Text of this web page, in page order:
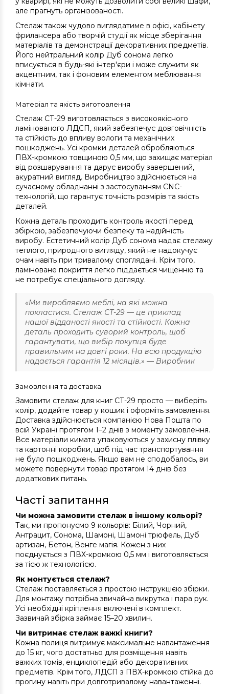
але прагнуть організованості.
Стелаж також чудово виглядатиме в офісі, кабінету
фрилансера або творчій студії як місце зберігання
матеріалів та демонстрації декоративних предметів.
Його нейтральний колір Дуб сонома легко
вписується в будь-які інтер'єри і може служити як
акцентним, так і фоновим елементом меблювання
кімнати.
Матеріал та якість виготовлення
Стелаж СТ-29 виготовляється з високоякісного
ламінованого ЛДСП, який забезпечує довговічність
та стійкість до впливу вологи та механічних
пошкоджень. Усі кромки деталей обробляються
ПВХ-кромкою товщиною 0,5 мм, що захищає матеріал
від розшарування та дарує виробу завершений,
акуратний вигляд. Виробництво здійснюється на
сучасному обладнанні з застосуванням CNC-
технологій, що гарантує точність розмірів та якість
деталей.
Кожна деталь проходить контроль якості перед
збіркою, забезпечуючи безпеку та надійність
виробу. Естетичний колір Дуб сонома надає стелажу
теплого, природного вигляду, який не надокучує
очам навіть при тривалому споглядані. Крім того,
ламіноване покриття легко піддається чищенню та
не потребує спеціального догляду.
«Ми виробляємо меблі, на які можна
покластися. Стелаж СТ-29 — це приклад
нашої відданості якості та стійкості. Кожна
деталь проходить суворий контроль, щоб
гарантувати, що вибір покупця буде
правильним на довгі роки. На всю продукцію
надається гарантія 12 місяців.» — Виробник
Замовлення та доставка
Замовити стелаж для книг СТ-29 просто — виберіть
колір, додайте товар у кошик і оформіть замовлення.
Доставка здійснюється компанією Нова Пошта по
всій Україні протягом 1–2 днів з моменту замовлення.
Все матеріали кимата упаковуються у захисну плівку
та картонні коробки, щоб під час транспортування
не було пошкоджень. Якщо вам не сподобалось, ви
можете повернути товар протягом 14 днів без
додаткових питань.
Часті запитання
Чи можна замовити стелаж в іншому кольорі?
Так, ми пропонуємо 9 кольорів: Білий, Чорний,
Антрацит, Сонома, Шамоні, Шамоні трюфель, Дуб
артизан, Бетон, Венге магія. Кожен з них
поєднується з ПВХ-кромкою 0,5 мм і виготовляється
за тією ж технологією.
Як монтується стелаж?
Стелаж поставляється з простою інструкцією збірки.
Для монтажу потрібна звичайна викрутка і пара рук.
Усі необхідні кріплення включені в комплект.
Зазвичай збірка займає 15–20 хвилин.
Чи витримає стелаж важкі книги?
Кожна полиця витримує максимальне навантаження
до 15 кг, чого достатньо для розміщення навіть
важких томів, енциклопедій або декоративних
предметів. Крім того, ЛДСП з ПВХ-кромкою стійка до
прогину навіть при довготривалому навантаженні.